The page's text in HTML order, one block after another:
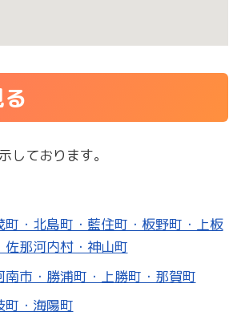
しております。
町・北島町・藍住町・板野町・上板
佐那河内村・神山町
南市・勝浦町・上勝町・那賀町
町・海陽町